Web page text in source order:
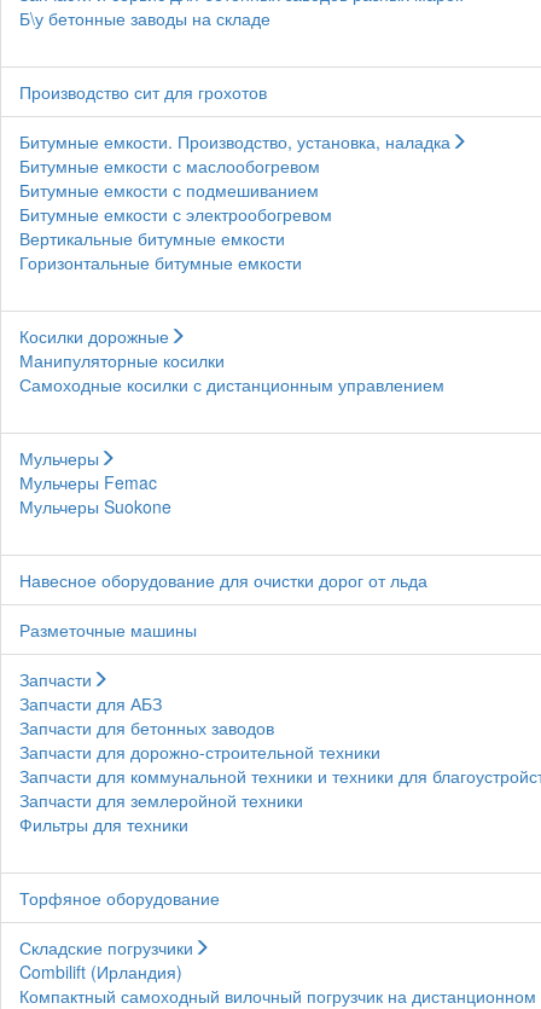
Б\у бетонные заводы на складе
Производство сит для грохотов
Битумные емкости. Производство, установка, наладка
Битумные емкости с маслообогревом
Битумные емкости с подмешиванием
Битумные емкости с электрообогревом
Вертикальные битумные емкости
Горизонтальные битумные емкости
Косилки дорожные
Манипуляторные косилки
Самоходные косилки с дистанционным управлением
Мульчеры
Мульчеры Femac
Мульчеры Suokone
Навесное оборудование для очистки дорог от льда
Разметочные машины
Запчасти
Запчасти для АБЗ
Запчасти для бетонных заводов
Запчасти для дорожно-строительной техники
Запчасти для коммунальной техники и техники для
Запчасти для землеройной техники
Фильтры для техники
Торфяное оборудование
Складские погрузчики
Combilift (Ирландия)
Компактный самоходный вилочный погрузчик на